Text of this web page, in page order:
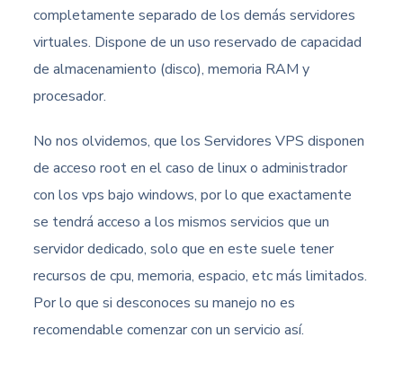
completamente separado de los demás servidores
virtuales. Dispone de un uso reservado de capacidad
de almacenamiento (disco), memoria RAM y
procesador.
No nos olvidemos, que los Servidores VPS disponen
de acceso root en el caso de linux o administrador
con los vps bajo windows, por lo que exactamente
se tendrá acceso a los mismos servicios que un
servidor dedicado, solo que en este suele tener
recursos de cpu, memoria, espacio, etc más limitados.
Por lo que si desconoces su manejo no es
recomendable comenzar con un servicio así.